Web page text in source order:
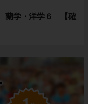
蘭学・洋学６ 【確